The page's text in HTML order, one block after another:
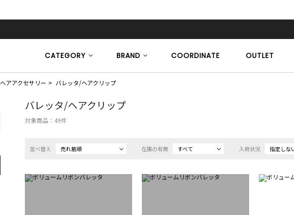
CATEGORY BRAND COORDINATE OUTLET
ヘアアクセサリー バレッタ/ヘアクリップ
バレッタ/ヘアクリップ
対象商品： 49件
並べ替え 売れ筋順 在庫の有無 すべて 入荷状況 指定しな